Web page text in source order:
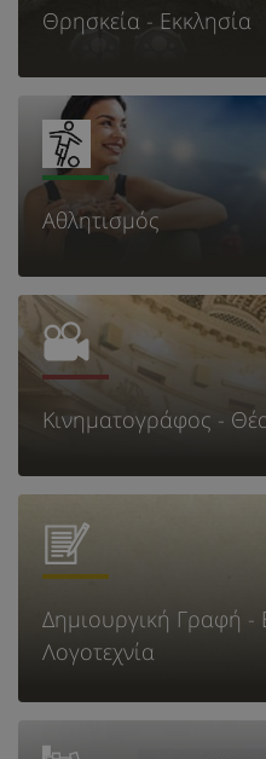
Θρησκεία - Εκκλησία
Αθλητισμός
Κινηματογράφος -
Δημιουργική Γραφή -
Λογοτεχνία